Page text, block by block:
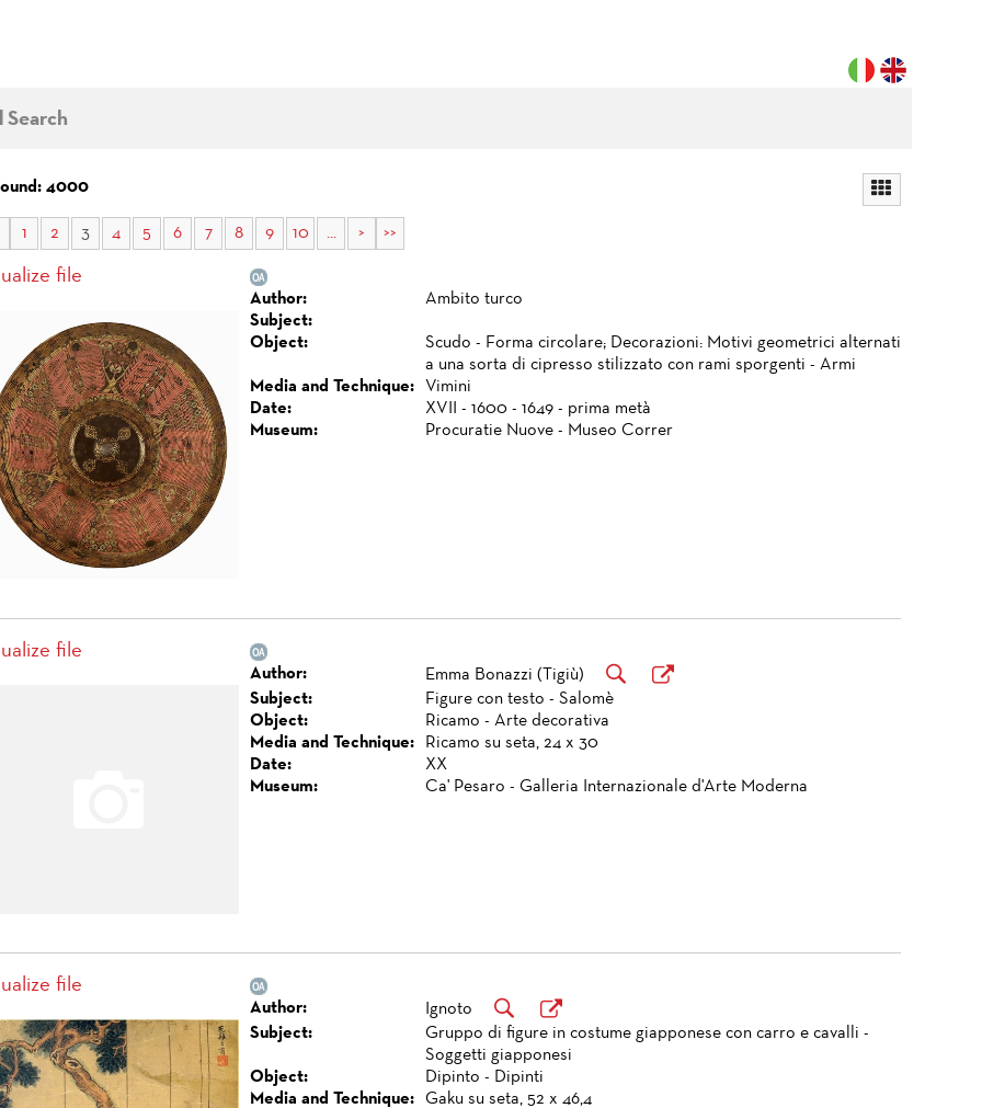
Search
4000
1 2 3 4 5 6 7 8 9 10 ... > >>
file
Author:
Ambito turco
Subject:
Object:
Scudo - Forma circolare; Decorazioni: Motivi geometrici alternati
a una sorta di cipresso stilizzato con rami sporgenti - Armi
Media and Technique:
Vimini
Date:
XVII - 1600 - 1649 - prima metà
Museum:
Procuratie Nuove - Museo Correr
file
Author:
Emma Bonazzi (Tigiù)
Subject:
Figure con testo - Salomè
Object:
Ricamo - Arte decorativa
Media and Technique:
Ricamo su seta, 24 x 30
Date:
XX
Museum:
Ca' Pesaro - Galleria Internazionale d'Arte Moderna
file
Author:
Ignoto
Subject:
Gruppo di figure in costume giapponese con carro e cavalli -
Soggetti giapponesi
Object:
Dipinto - Dipinti
Media and Technique:
Gaku su seta, 52 x 46,4